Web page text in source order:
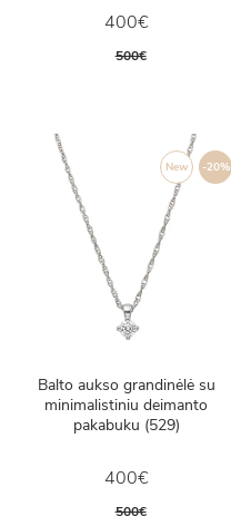
400€
500€
-20%
New
Balto aukso grandinėlė su
minimalistiniu deimanto
pakabuku (529)
400€
500€